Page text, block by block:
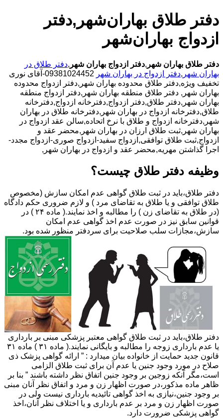
دفتر طلاق بهاران‌شهر,دفتر
ازدواج بهاران‌شهر
دفتر طلاق بهاران شهر ,دفتر ازدواج بهاران شهر ,دفتر طلاق در
بهاران شهر ,دفتر ازدواج در بهاران شهر
09381024452-آقای نوری
تخفیف ویژه,دفتر طلاق محدوده بهاران شهر,دفتر ازدواج محدوده
بهاران شهر, دفتر طلاق منطقه بهاران شهر,دفتر ازدواج منطقه
بهاران شهر,دفتر طلاق,دفتر ازدواج,دفترخانه ازدواج,دفترخانه
طلاق,دفترخانه ازدواج در بهاران شهر,دفترخانه طلاق در بهاران
شهر,دفترخانه ازدواج و طلاق با نرخ اتحاده,سالن عقد ازدواج در
بهاران شهر,ثبت طلاق ارزان در بهاران شهر,محضر عقد و
ازدواج,ثبت طلاق توافقی,ازدواج سفید-ازدواج صوری-ازدواج مجدد-
اجرا گذاشتن مهریه,محضر عقد و ازدواج در بهاران شهر,
وظیفه دفتر طلاق چیست؟
دفتر طلاق،باید در ثبت طلاق گواهی عدم امکان سازش (مخصوص
طلاق توافقی و یا طلاق به تقاضای مرد ) و لازم ضروری حکم دادگاه
(در طلاق به تقاضای زن ) را مطالبه و اخذ نمایند.( ماده ۲۴ ) در
قوانین سابق نیز در صورت عدم اخذ گواهی عدم امکان
سازش،مجازات سلب صلاحیت برای سردفتر منظور شده بود.
دفتر طلاق،باید در ثبت طلاق گواهی معتبر پزشکی مبنی بر بارداری
یا عدم بارداری زوجه را مطالبه و بایگانی نمایند.( ماده ۳۱ ) ماده ۳۱
قانون جدید حمایت از خانواده بیان میدارد : ” ارائه گواهی پزشک ذی
صلاح در مورد وجود جنین یا عدم آن برای ثبت طلاق الزامی
است،مگر آنکه زوجین بر وجود جنین اتفاق نظر داشته باشند ” بنا بر
ظاهر ماده مذکور،در صورت اظهار زن و مرد و اتفاق نظر آنان مبنی
بر وجود جنین،نیازی به اخذ گواهی تائیدیه بارداری نیست ولی در
صورت اظهار زن و مرد بر عدم بارداری و یا اختلاف نظر آنان،اخذ
گواهی پزشکی ضرورت دارد.